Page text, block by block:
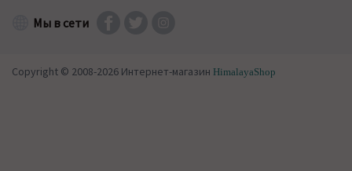
Мы в сети
Copyright © 2008-2026 Интернет-магазин HimalayaShop